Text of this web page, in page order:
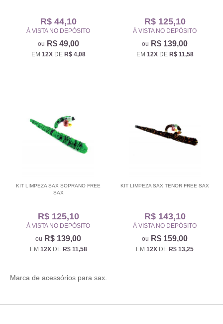
R$ 44,10
À VISTA NO DEPÓSITO
R$ 49,00
EM 12XDE R$ 4,08
R$ 125,10
À VISTA NO DEPÓSITO
R$ 139,00
EM 12XDE R$ 11,58
KIT LIMPEZA SAX SOPRANO FREE
SAX
R$ 125,10
À VISTA NO DEPÓSITO
R$ 139,00
EM 12XDE R$ 11,58
KIT LIMPEZA SAX TENOR FREE SAX
R$ 143,10
À VISTA NO DEPÓSITO
R$ 159,00
EM 12X DE R$ 13,25
Marca de acessórios para sax.